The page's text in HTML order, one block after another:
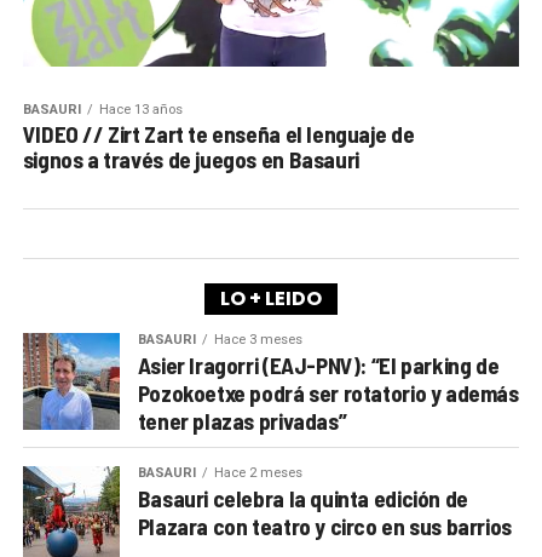
BASAURI Hace 13 años
VIDEO // Zirt Zart te enseña el lenguaje de
signos a través de juegos en Basauri
LO + LEIDO
BASAURI Hace 3 meses
Asier Iragorri (EAJ-PNV): “El parking de
Pozokoetxe podrá ser rotatorio y además
tener plazas privadas”
BASAURI Hace 2 meses
Basauri celebra la quinta edición de
Plazara con teatro y circo en sus barrios